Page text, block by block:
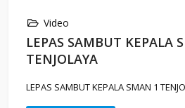
Video
LEPAS SAMBUT KEPALA
TENJOLAYA
LEPAS SAMBUT KEPALA SMAN 1